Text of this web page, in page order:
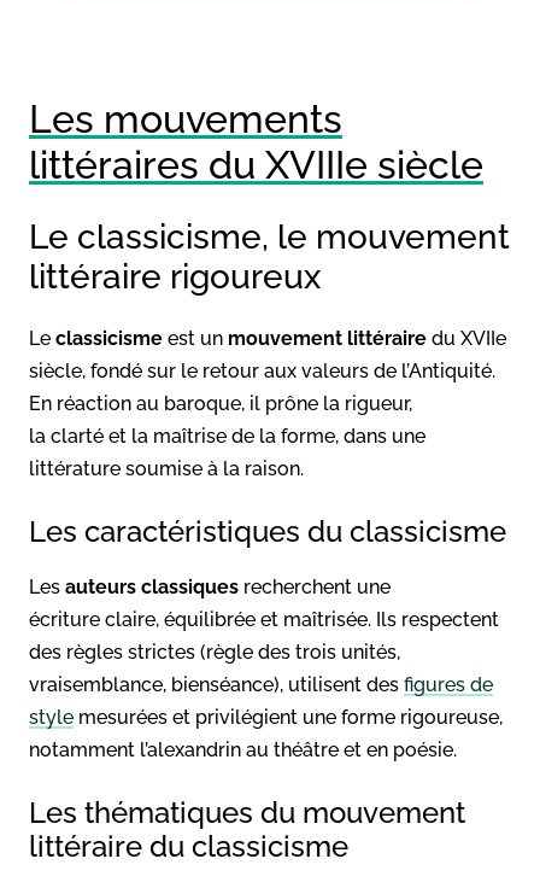
Les mouvements
littéraires du XVIIIe siècle
Le classicisme, le mouvement
littéraire rigoureux
Le classicisme est un mouvement littéraire du XVIIe
siècle, fondé sur le retour aux valeurs de l’Antiquité.
En réaction au baroque, il prône la rigueur,
la clarté et la maîtrise de la forme, dans une
littérature soumise à la raison.
Les caractéristiques du classicisme
Les auteurs classiques recherchent une
écriture claire, équilibrée et maîtrisée. Ils respectent
des règles strictes (règle des trois unités,
vraisemblance, bienséance), utilisent des figures de
style mesurées et privilégient une forme rigoureuse,
notamment l’alexandrin au théâtre et en poésie.
Les thématiques du mouvement
littéraire du classicisme